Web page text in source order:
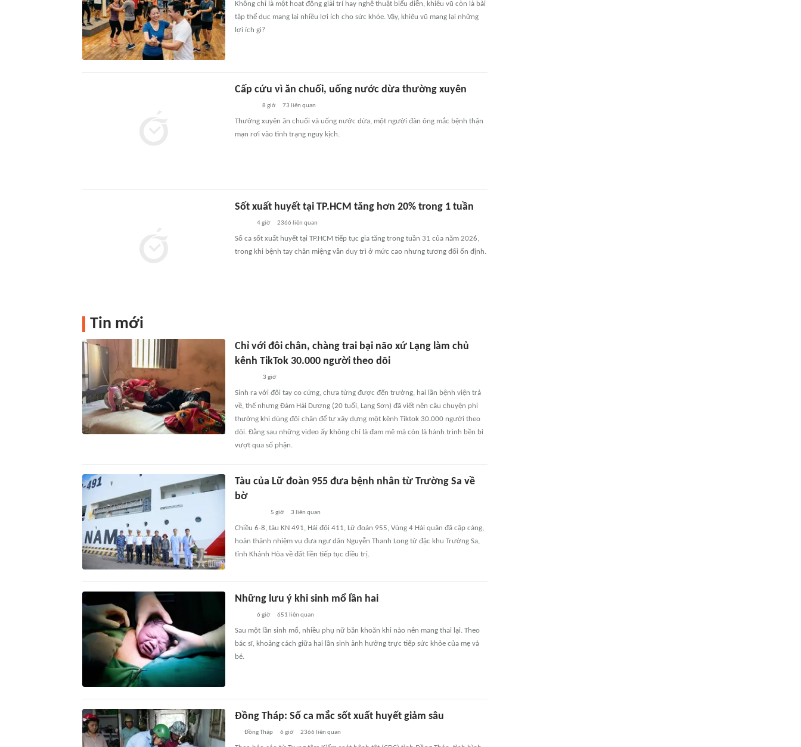
Không chỉ là một hoạt động giải trí hay nghệ thuật biểu diễn, khiêu vũ còn là bài
tập thể dục mang lại nhiều lợi ích cho sức khỏe. Vậy, khiêu vũ mang lại những
lợi ích gì?
Cấp cứu vì ăn chuối, uống nước dừa thường xuyên
8 giờ 73 liên quan
Thường xuyên ăn chuối và uống nước dừa, một người đàn ông mắc bệnh thận
mạn rơi vào tình trạng nguy kịch.
Sốt xuất huyết tại TP.HCM tăng hơn 20% trong 1 tuần
4 giờ 2366 liên quan
Số ca sốt xuất huyết tại TP.HCM tiếp tục gia tăng trong tuần 31 của năm 2026,
trong khi bệnh tay chân miệng vẫn duy trì ở mức cao nhưng tương đối ổn định.
Tin mới
Chỉ với đôi chân, chàng trai bại não xứ Lạng làm chủ
kênh TikTok 30.000 người theo dõi
3 giờ
Sinh ra với đôi tay co cứng, chưa từng được đến trường, hai lần bệnh viện trả
về, thế nhưng Đàm Hải Dương (20 tuổi, Lạng Sơn) đã viết nên câu chuyện phi
thường khi dùng đôi chân để tự xây dựng một kênh Tiktok 30.000 người theo
dõi. Đằng sau những video ấy không chỉ là đam mê mà còn là hành trình bền bỉ
vượt qua số phận.
Tàu của Lữ đoàn 955 đưa bệnh nhân từ Trường Sa về
bờ
5 giờ 3 liên quan
Chiều 6-8, tàu KN 491, Hải đội 411, Lữ đoàn 955, Vùng 4 Hải quân đã cập cảng,
hoàn thành nhiệm vụ đưa ngư dân Nguyễn Thanh Long từ đặc khu Trường Sa,
tỉnh Khánh Hòa về đất liền tiếp tục điều trị.
Những lưu ý khi sinh mổ lần hai
6 giờ 651 liên quan
Sau một lần sinh mổ, nhiều phụ nữ băn khoăn khi nào nên mang thai lại. Theo
bác sĩ, khoảng cách giữa hai lần sinh ảnh hưởng trực tiếp sức khỏe của mẹ và
bé.
Đồng Tháp: Số ca mắc sốt xuất huyết giảm sâu
Đồng Tháp 6 giờ 2366 liên quan